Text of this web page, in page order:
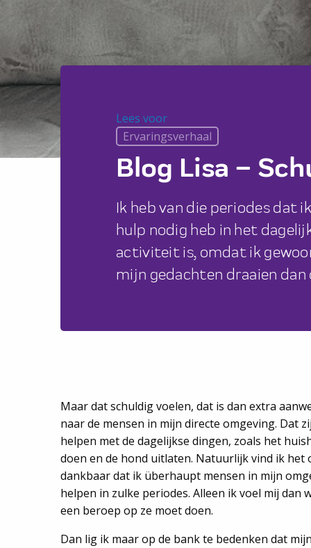
Lees voorLees voor
Ervaringsverhaal
Blog Lisa –
Ik heb van die periodes dat
hulp nodig heb in het
activiteit is, omdat ik
mijn gedachten draaien dan
Maar dat schuldig voelen, dat is dan extra
naar de mensen in mijn directe omgeving. Dat
helpen met de dagelijkse dingen, zoals het
doen en de hond uitlaten. Natuurlijk vind ik het
dankbaar dat ik überhaupt mensen in mijn
helpen in zulke periodes. Alleen ik voel mij dan
een beroep op ze moet doen.
Dan lig ik maar op de bank te bedenken dat